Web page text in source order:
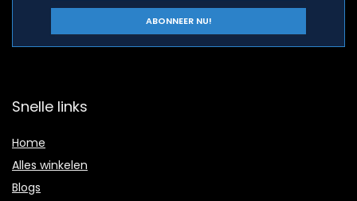
Snelle links
Home
Alles winkelen
Blogs